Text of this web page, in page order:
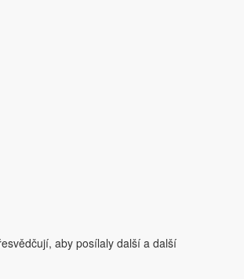
aby posílaly další a další